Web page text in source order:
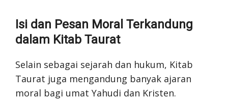
Isi dan Pesan Moral Terkandung
dalam Kitab Taurat
Selain sebagai sejarah dan hukum, Kitab
Taurat juga mengandung banyak ajaran
moral bagi umat Yahudi dan Kristen.